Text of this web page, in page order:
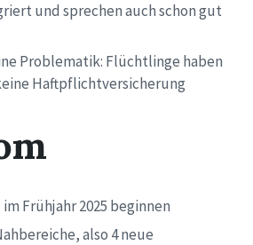
und sprechen auch schon gut
Problematik: Flüchtlinge haben
Haftpflichtversicherung
Frühjahr 2025 beginnen
, also 4 neue